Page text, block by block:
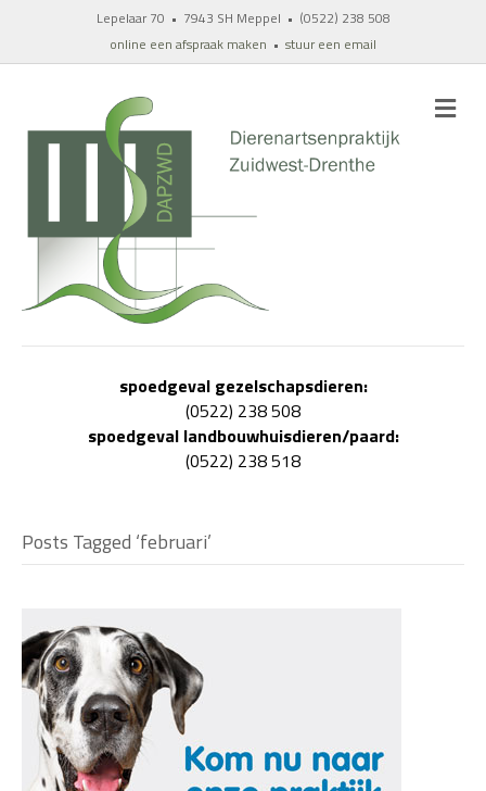
Lepelaar 70 • 7943 SH Meppel • (0522) 238 508
online een afspraak maken • stuur een email
spoedgeval gezelschapsdieren:
(0522) 238 508
spoedgeval landbouwhuisdieren/paard:
(0522) 238 518
M
E
Posts Tagged ‘februari’